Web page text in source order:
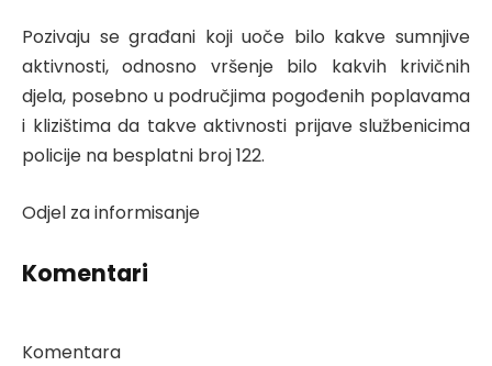
Pozivaju se građani koji uoče bilo kakve sumnjive
aktivnosti, odnosno vršenje bilo kakvih krivičnih
djela, posebno u područjima pogođenih poplavama
i klizištima da takve aktivnosti prijave službenicima
policije na besplatni broj 122.
Odjel za informisanje
Komentari
Komentara